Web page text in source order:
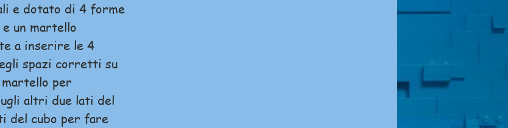
e dotato di 4 forme
un martello
a inserire le 4
spazi corretti su
per
altri due lati del
del cubo per fare